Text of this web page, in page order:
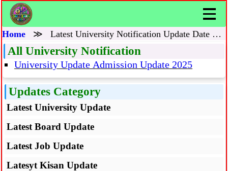
Home ≫ Latest University Notification Update Date 2026
All University Notification
University Update Admission Update 2025
Updates Category
Latest University Update
Latest Board Update
Latest Job Update
Latesyt Kisan Update